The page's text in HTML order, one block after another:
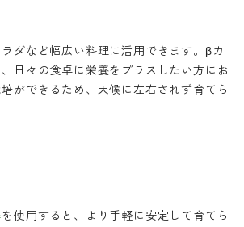
ダなど幅広い料理に活用できます。βカ
日々の食卓に栄養をプラスしたい方にお
ができるため、天候に左右されず育てら
を使用すると、より手軽に安定して育てら